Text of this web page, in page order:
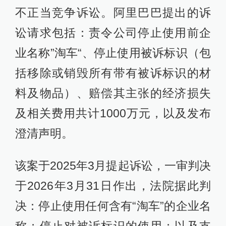
不正当竞争诉讼。阿里巴巴提出的诉
讼请求包括：责令公司停止使用前企
业名称”淘车“、停止使用被诉标识（包
括移除或销毁所有带有被诉标识的材
料及物品）、赔偿其主张的经济损失
及相关费用共计1000万元，以及发布
澄清声明。
该案于2025年3月提起诉讼，一审判决
于2026年3月31日作出，法院据此判
决：停止使用任何含有“淘车”的企业名